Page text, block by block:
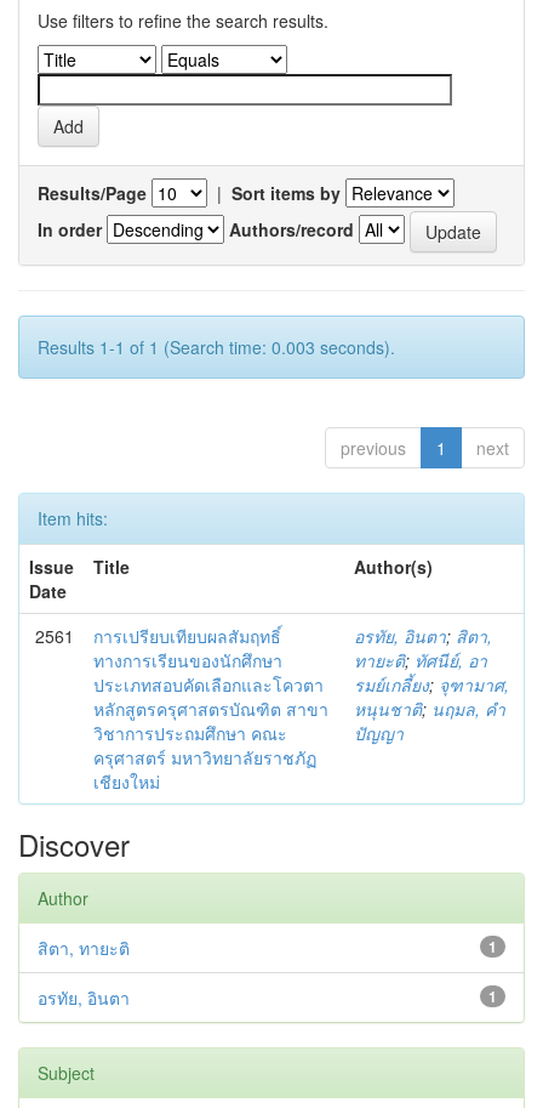
Use filters to refine the search results.
Results/Page | Sort items by
In order
Authors/record
Results 1-1 of 1 (Search time: 0.003 seconds).
previous 1 next
Item hits:
Issue
Date
Title Author(s)
2561
การเปรียบเทียบผลสัมฤทธิ์
ทางการเรียนของนักศึกษา
ประเภทสอบคัดเลือกและโควตา
หลักสูตรครุศาสตรบัณฑิต สาขา
วิชาการประถมศึกษา คณะ
ครุศาสตร์ มหาวิทยาลัยราชภัฏ
เชียงใหม่
อรทัย, อินตา; สิตา,
ทายะติ; ทัศนีย์, อา
รมย์เกลี้ยง; จุฑามาศ,
หนุนชาติ; นฤมล, คำ
ปัญญา
Discover
Author
1
สิตา, ทายะติ
1
อรทัย, อินตา
Subject